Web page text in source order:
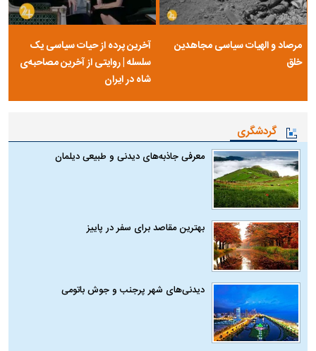
مرصاد و الهیات سیاسی مجاهدین
خلق
آخرین پرده از حیات سیاسی یک
سلسله | روایتی از آخرین مصاحبه‌ی
شاه در ایران
گردشگری
معرفی جاذبه‌های دیدنی و طبیعی دیلمان
بهترین مقاصد برای سفر در پاییز
دیدنی‌های شهر پرجنب و جوش باتومی